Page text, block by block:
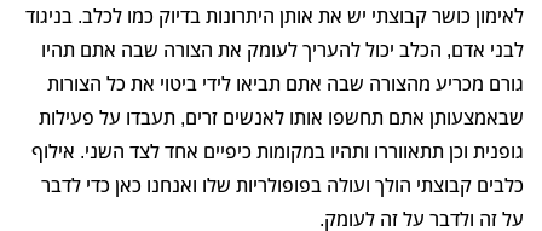
לאימון כושר קבוצתי יש את אותן היתרונות בדיוק כמו לכלב. בניגוד
לבני אדם, הכלב יכול להעריך לעומק את הצורה שבה אתם תהיו
גורם מכריע מהצורה שבה אתם תביאו לידי ביטוי את כל הצורות
שבאמצעותן אתם תחשפו אותו לאנשים זרים, תעבדו על פעילות
גופנית וכן תתאווררו ותהיו במקומות כיפיים אחד לצד השני. אילוף
כלבים קבוצתי הולך ועולה בפופולריות שלו ואנחנו כאן כדי לדבר
על זה ולדבר על זה לעומק.